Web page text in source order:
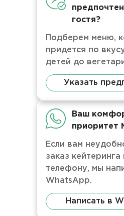
гостя?
Подберем меню,
придется по
детей до
Указать
Ваш
приоритет
Если вам
заказ кейтеринга
телефону, мы
WhatsApp.
Написать в